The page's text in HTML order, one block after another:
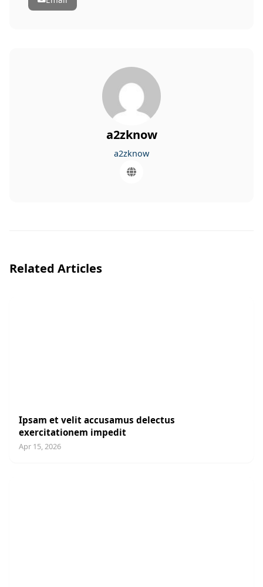
a2zknow
a2zknow
Related Articles
Ipsam et velit accusamus delectus
exercitationem impedit
Apr 15, 2026